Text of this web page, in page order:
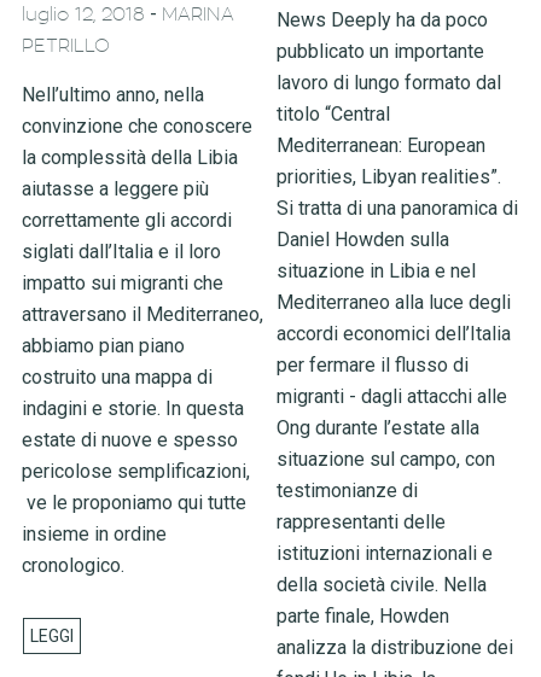
luglio 12, 2018 - MARINA
PETRILLO
Nell’ultimo anno, nella
convinzione che conoscere
la complessità della Libia
aiutasse a leggere più
correttamente gli accordi
siglati dall’Italia e il loro
impatto sui migranti che
attraversano il Mediterraneo,
abbiamo pian piano
costruito una mappa di
indagini e storie. In questa
estate di nuove e spesso
pericolose semplificazioni,
ve le proponiamo qui tutte
insieme in ordine
cronologico.
News Deeply ha da poco
pubblicato un importante
lavoro di lungo formato dal
titolo “Central
Mediterranean: European
priorities, Libyan realities”.
Si tratta di una panoramica di
Daniel Howden sulla
situazione in Libia e nel
Mediterraneo alla luce degli
accordi economici dell’Italia
per fermare il flusso di
migranti - dagli attacchi alle
Ong durante l’estate alla
situazione sul campo, con
testimonianze di
rappresentanti delle
istituzioni internazionali e
della società civile. Nella
parte finale, Howden
analizza la distribuzione dei